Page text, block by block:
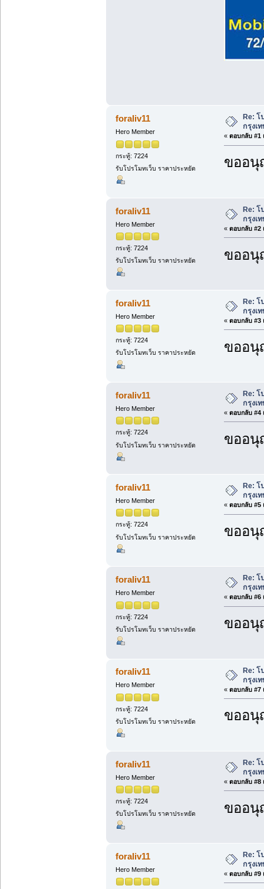
foraliv11
Hero Member
กระทู้: 7224
รับโปรโมทเว็บ ราคาประหยัด
Re:
กรุงเ
« ตอบกลับ #1
ขออนุ
foraliv11
Hero Member
กระทู้: 7224
รับโปรโมทเว็บ ราคาประหยัด
Re: โ
กรุงเ
« ตอบกลับ #2
ขออนุ
foraliv11
Hero Member
กระทู้: 7224
รับโปรโมทเว็บ ราคาประหยัด
Re: โ
กรุงเ
« ตอบกลับ #3
ขออนุ
foraliv11
Hero Member
กระทู้: 7224
รับโปรโมทเว็บ ราคาประหยัด
Re:
กรุงเ
« ตอบกลับ #4
ขออนุ
foraliv11
Hero Member
กระทู้: 7224
รับโปรโมทเว็บ ราคาประหยัด
Re:
กรุงเ
« ตอบกลับ #5
ขออนุ
foraliv11
Hero Member
กระทู้: 7224
รับโปรโมทเว็บ ราคาประหยัด
Re:
กรุงเ
« ตอบกลับ #6
ขออนุ
foraliv11
Hero Member
กระทู้: 7224
รับโปรโมทเว็บ ราคาประหยัด
Re: โ
กรุงเ
« ตอบกลับ #7
ขออนุ
foraliv11
Hero Member
กระทู้: 7224
รับโปรโมทเว็บ ราคาประหยัด
Re: โ
กรุงเ
« ตอบกลับ #8
ขออนุ
foraliv11
Hero Member
Re: โ
กรุงเ
« ตอบกลับ #9